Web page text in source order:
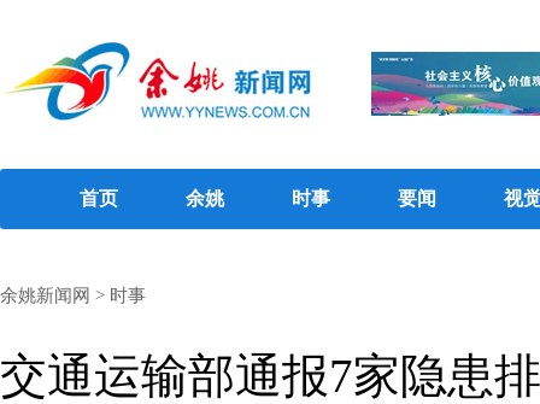
首页 余姚 时事 要闻 视
余姚新闻网 > 时事
交通运输部通报7家隐患